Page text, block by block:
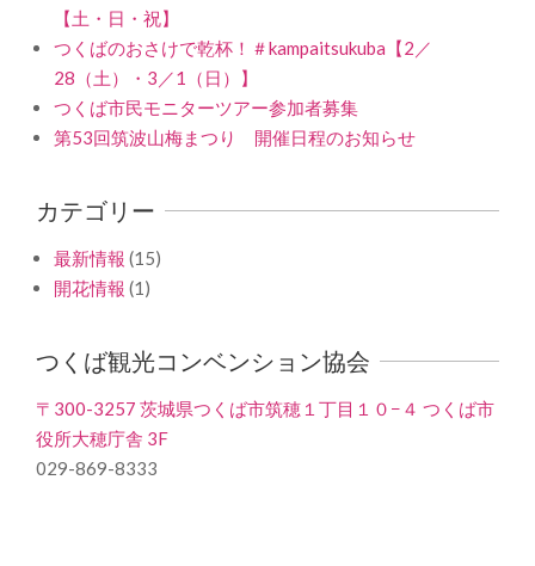
【土・日・祝】
つくばのおさけで乾杯！＃kampaitsukuba【2／
28（土）・3／1（日）】
つくば市民モニターツアー参加者募集
第53回筑波山梅まつり 開催日程のお知らせ
カテゴリー
最新情報 (15)
開花情報 (1)
つくば観光コンベンション協会
〒300-3257 茨城県つくば市筑穂１丁目１０−４ つくば市
役所大穂庁舎 3F
029-869-8333